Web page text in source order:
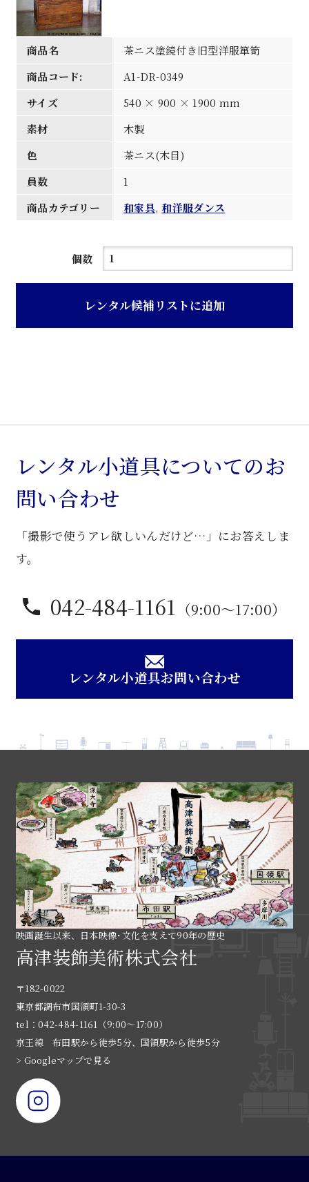
商品名
茶ニス塗鏡付き旧型洋服箪笥
商品コード:
A1-DR-0349
サイズ
540 × 900 × 1900 mm
素材
木製
色
茶ニス(木目)
員数
1
商品カテゴリー
和家具,和洋服ダンス
個数
茶
塗
服
箪
笥
レンタル候補リストに追加
レンタル小道具についてのお
問い合わせ
「撮影で使うアレ欲しいんだけど…」にお答えしま
す。
042-484-1161 （9:00〜17:00）
レンタル小道具お問い合わせ
映画誕生以来、日本映像･文化を支えて90年の歴史
高津装飾美術株式会社
〒182-0022
東京都調布市国領町1-30-3
tel：042-484-1161（9:00〜17:00）
京王線 布田駅から徒歩5分、国領駅から徒歩5分
> Googleマップで見る